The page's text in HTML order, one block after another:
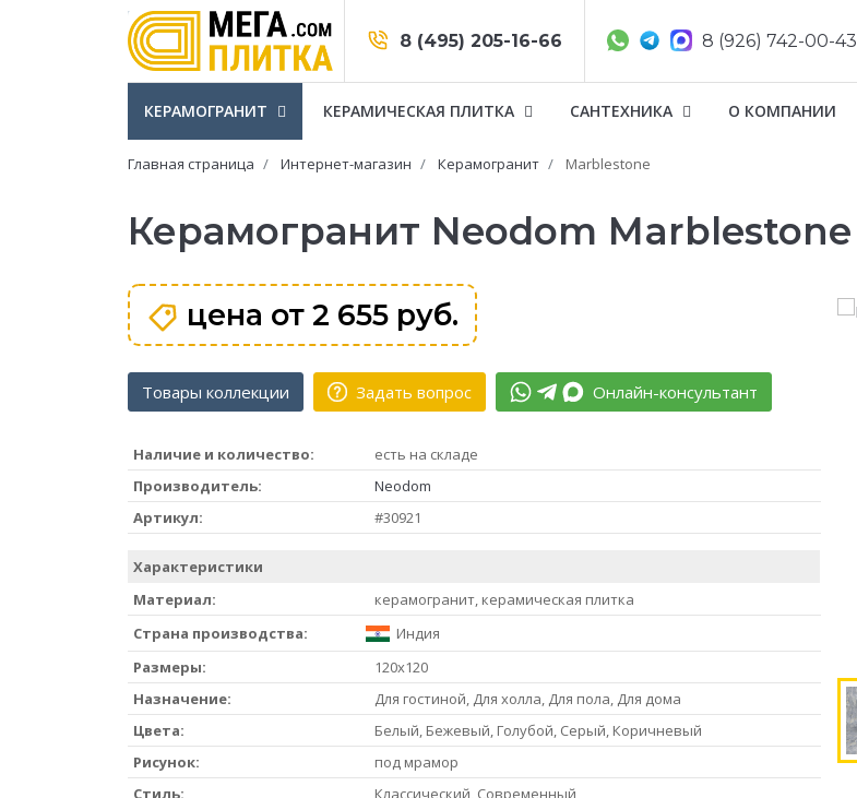
8 (495) 205-16-66 8 (926) 742-00-43
КЕРАМОГРАНИТ КЕРАМИЧЕСКАЯ ПЛИТКА САНТЕХНИКА О КОМПАНИИ
Главная страница Интернет-магазин Керамогранит Marblestone
Керамогранит Neodom Marblestone
цена от 2 655 руб.
Товары коллекции Задать вопрос Онлайн-консультант
Наличие и количество:
есть на складе
Производитель:
Neodom
Артикул:
#30921
Характеристики
Материал:
керамогранит, керамическая плитка
Страна производства:
Индия
Размеры:
120x120
Назначение:
Для гостиной, Для холла, Для пола, Для дома
Цвета:
Белый, Бежевый, Голубой, Серый, Коричневый
Рисунок:
под мрамор
Стиль:
Классический, Современный